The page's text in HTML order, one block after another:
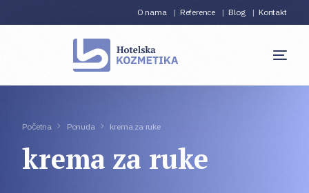
O nama Reference Blog Kontakt
Početna Ponuda krema za ruke
krema za ruke